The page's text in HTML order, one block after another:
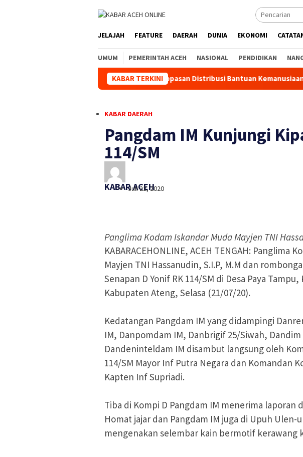
JELAJAH FEATURE DAERAH DUNIA EKONOMI
UMUM PEMERINTAH ACEH NASIONAL PENDIDIKAN
KABAR TERKINI
Kapolda Aceh Hadiri Pelepasan Distribusi Bantuan Kemanusiaan Polri ke Aceh,
KABAR DAERAH
Pangdam IM Kunjungi
114/SM
KABAR ACEH
Juli 22, 2020
Panglima Kodam Iskandar Muda Mayjen TNI
KABARACEHONLINE, ACEH TENGAH: Panglima
Mayjen TNI Hassanudin, S.I.P, M.M dan
Senapan D Yonif RK 114/SM di Desa Paya Tampu,
Kabupaten Ateng, Selasa (21/07/20).
Kedatangan Pangdam IM yang didampingi
IM, Danpomdam IM, Danbrigif 25/Siwah,
Dandeninteldam IM disambut langsung oleh
114/SM Mayor Inf Putra Negara dan Komandan
Kapten Inf Supriadi.
Tiba di Kompi D Pangdam IM menerima laporan
Homat jajar dan Pangdam IM juga di Upuh
mengenakan selembar kain bermotif kerawang